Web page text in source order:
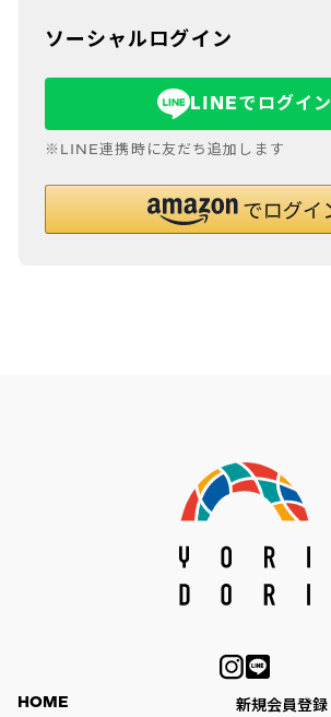
ソーシャルログイン
LINEでログイン
※LINE連携時に友だち追加します
HOME 新規会員登録